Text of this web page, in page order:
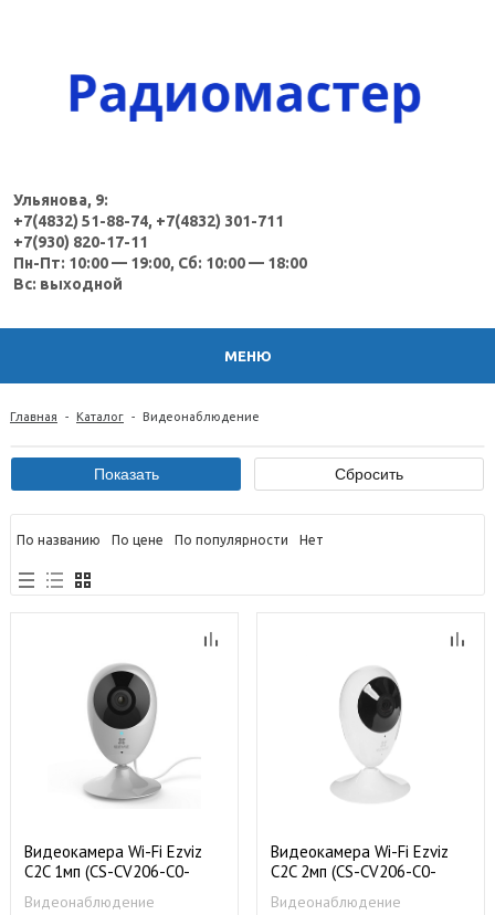
Ульянова, 9:
+7(4832) 51-88-74, +7(4832) 301-711
+7(930) 820-17-11
Пн-Пт: 10:00 — 19:00, Сб: 10:00 — 18:00
Вс: выходной
МЕНЮ
Главная - Каталог - Видеонаблюдение
По названию По цене По популярности Нет
Видеокамера Wi-Fi Ezviz
C2C 1мп (CS-CV206-C0-
1A1WFR)
Видеонаблюдение
Видеокамера Wi-Fi Ezviz
C2C 2мп (CS-CV206-C0-
3B2WFR)
Видеонаблюдение